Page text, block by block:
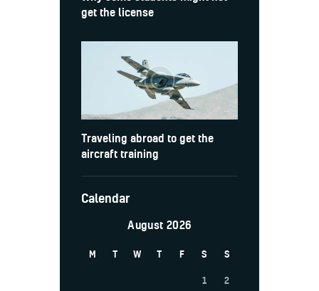
get the license
Traveling abroad to get the
aircraft training
Calendar
August 2026
M T W T F S S
1
2